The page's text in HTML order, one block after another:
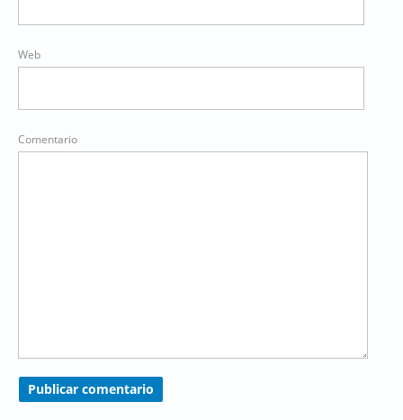
Web
Comentario